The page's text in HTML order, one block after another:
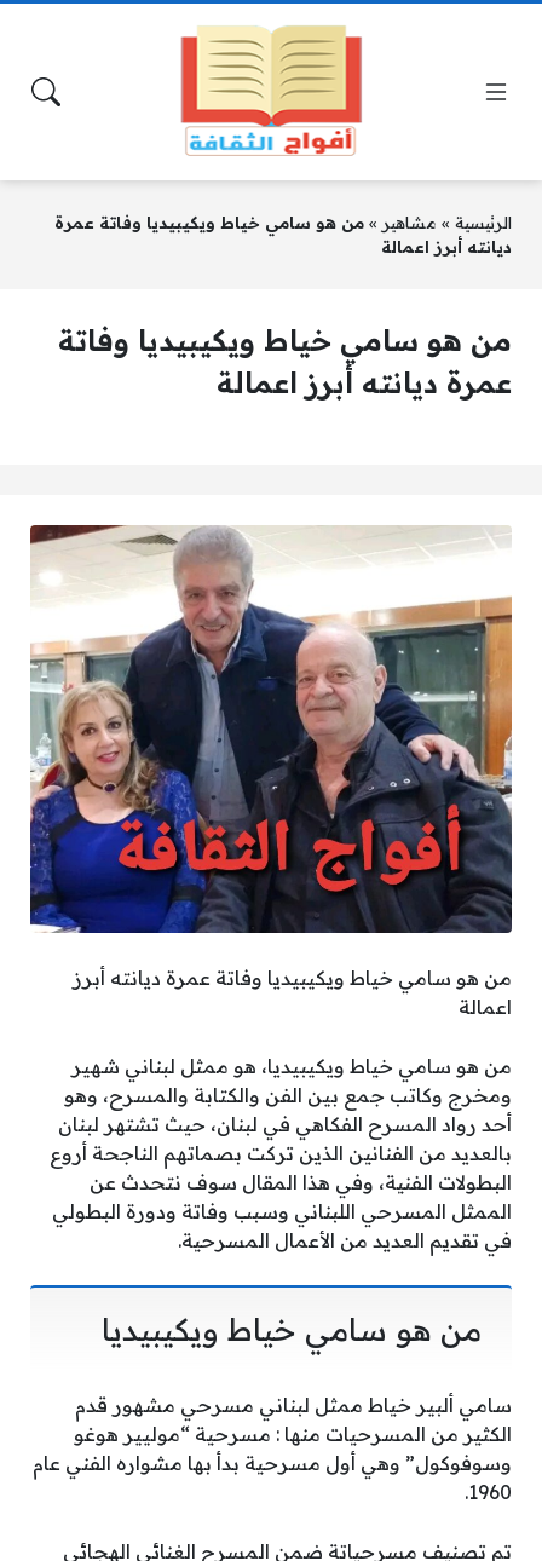
الرئيسية » مشاهير » من هو سامي خياط ويكيبيديا وفاتة عمرة
ديانته أبرز اعمالة
من هو سامي خياط ويكيبيديا وفاتة
عمرة ديانته أبرز اعمالة
من هو سامي خياط ويكيبيديا وفاتة عمرة ديانته أبرز
اعمالة
من هو سامي خياط ويكيبيديا، هو ممثل لبناني شهير
ومخرج وكاتب جمع بين الفن والكتابة والمسرح، وهو
أحد رواد المسرح الفكاهي في لبنان، حيث تشتهر لبنان
بالعديد من الفنانين الذين تركت بصماتهم الناجحة أروع
البطولات الفنية، وفي هذا المقال سوف نتحدث عن
الممثل المسرحي اللبناني وسبب وفاتة ودورة البطولي
في تقديم العديد من الأعمال المسرحية.
من هو سامي خياط ويكيبيديا
سامي ألبير خياط ممثل لبناني مسرحي مشهور قدم
الكثير من المسرحيات منها : مسرحية “موليير هوغو
وسوفوكول” وهي أول مسرحية بدأ بها مشواره الفني عام
1960.
تم تصنيف مسرحياتة ضمن المسرح الغنائي الهجائي